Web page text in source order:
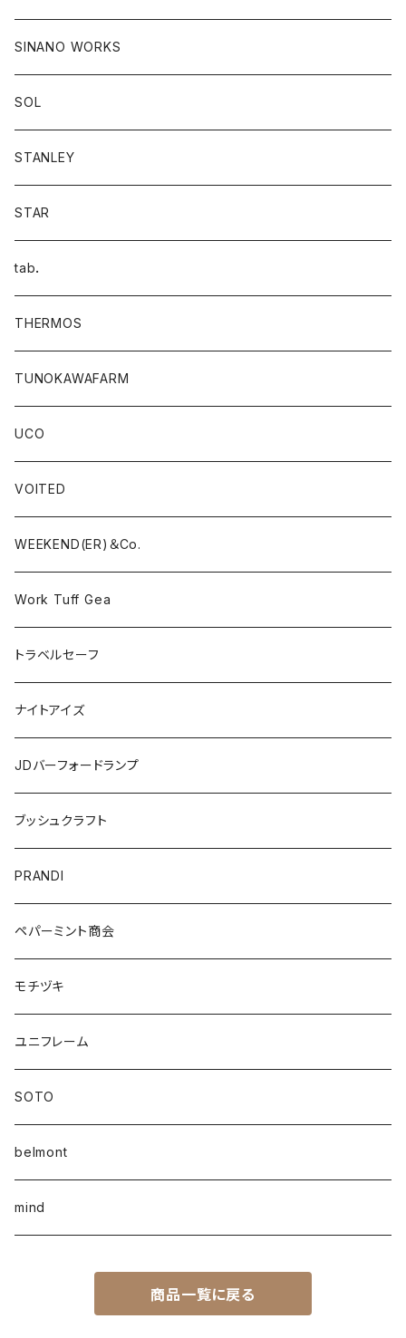
SINANO WORKS
SOL
STANLEY
STAR
tab．
THERMOS
TUNOKAWAFARM
UCO
VOITED
WEEKEND(ER)＆Co.
Work Tuff Gea
トラベルセーフ
ナイトアイズ
JDバーフォードランプ
ブッシュクラフト
PRANDI
ペパーミント商会
モチヅキ
ユニフレーム
SOTO
belmont
mind
商品一覧に戻る